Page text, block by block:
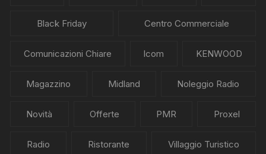
Black Friday Centro Commerciale
Comunicazioni Chiare Icom KENWOOD
Magazzino Midland Noleggio Radio
Novità Offerte PMR Proxel
Radio Ristorante Villaggio Turistico